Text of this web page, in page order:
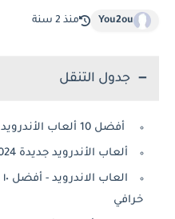
You2ou منذ 2 سنة
جدول التنقل
أفضل 10 ألعاب الأندرويد مجانية لا تعرفها
ألعاب الأندرويد جديدة 2024 و مجانية
خرافي